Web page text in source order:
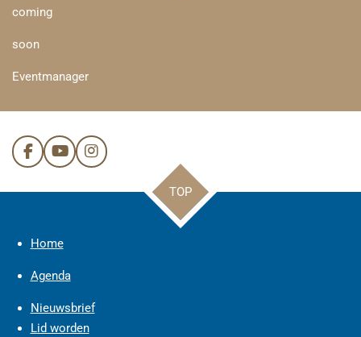
coming
soon
Eventmanager
F
a
o
Y
o
e
I
n
TOP
Home
Agenda
Nieuwsbrief
Lid worden